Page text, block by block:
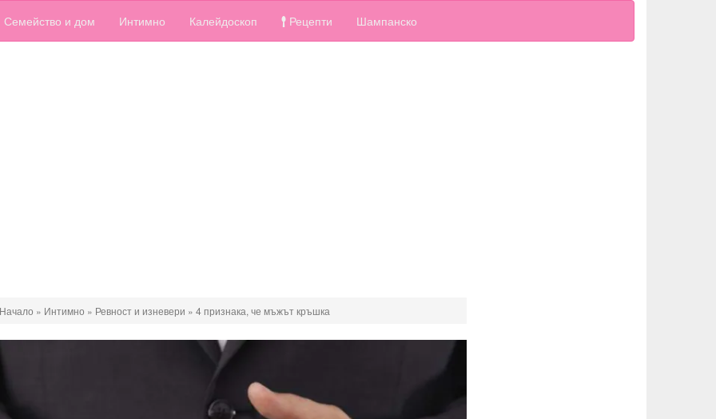
Семейство и дом Интимно Калейдоскоп Рецепти Шампанско
Начало » Интимно » Ревност и изневери » 4 признака, че мъжът кръшка